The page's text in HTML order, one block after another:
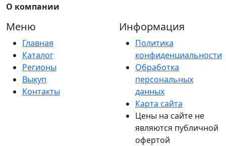
О компании
Меню
Главная
Каталог
Регионы
Выкуп
Контакты
Информация
Политика
конфиденциальности
Обработка
персональных
данных
Карта сайта
Цены на сайте не
являются публичной
офертой